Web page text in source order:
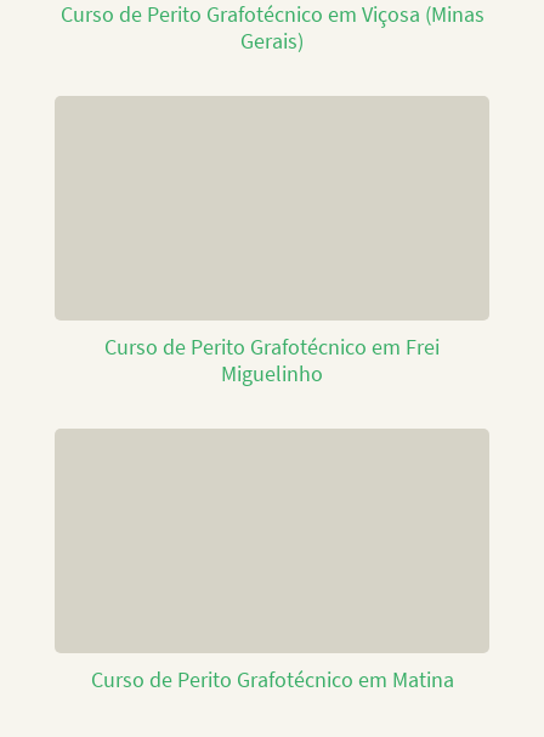
Curso de Perito Grafotécnico em Viçosa (Minas
Gerais)
Curso de Perito Grafotécnico em Frei
Miguelinho
Curso de Perito Grafotécnico em Matina